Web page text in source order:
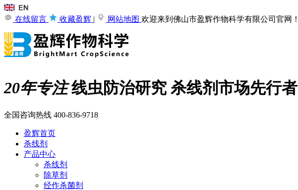
在线留言 收藏盈辉 | 网站地图 欢迎来到佛山市盈辉作物科学有限公司官网！
20年专注线虫防治研究 杀线剂市场先行者
全国咨询热线 400-836-9718
盈辉首页
杀线剂
产品中心
杀线剂
除草剂
经作杀菌剂